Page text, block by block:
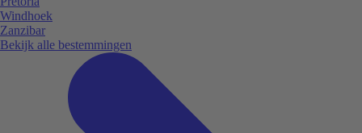
Windhoek
Zanzibar
Bekijk alle bestemmingen